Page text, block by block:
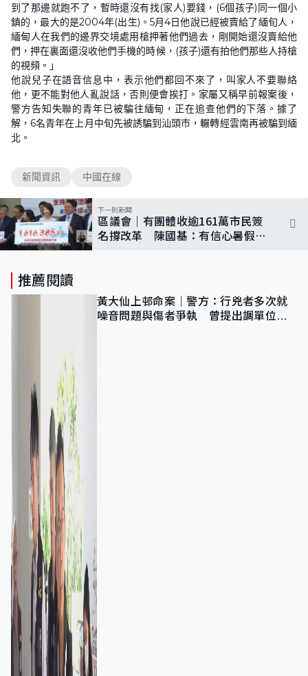
到了那邊就跑不了，暫時還沒有找(家人)要錢，(6個孩子)同一個小
鎮的，最大的是2004年(出生)。5月4日他說已經被賣給了緬旬人，
緬甸人在我們的邊界交境處用槍押著他們過去，剛開始還沒賣給他
們，押在裏面還沒收他們手機的時候，(孩子)還有拍他們那些人持槍
的視頻。」
他說兒子在語音信息中，表示他們都回不來了，叫家人不要聯絡
他，更不能對他人亂說話，否則便會挨打。家屬又稱早前報案後，
警方告知失聯的青年已被騙往緬甸，正在追查他們的下落。據了
解，6名青年在上月中旬先被誘騙到汕頭市，輾轉經雲南再被騙到緬
北。
新聞資訊 中國在線
下一則新聞
區議會｜有團體收逾161萬市民簽
名撐改革 陳國基：有信心暑假前
推薦閱讀
黃大仙上邨命案｜警方：行兇者多次就
噪音問題與傷者爭執 曾提出調單位已